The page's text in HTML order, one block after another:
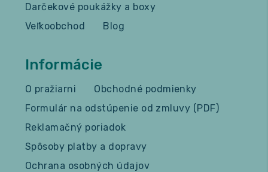
Darčekové poukážky a boxy
Veľkoobchod
Blog
Informácie
O pražiarni
Obchodné podmienky
Formulár na odstúpenie od zmluvy (PDF)
Reklamačný poriadok
Spôsoby platby a dopravy
Ochrana osobných údajov